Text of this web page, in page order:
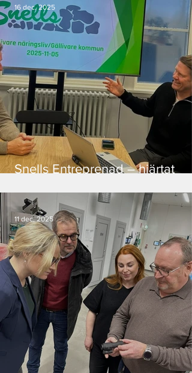
Snells Entreprenad – hjärtat
Norrbotten
16 dec. 2025
11 dec. 2025